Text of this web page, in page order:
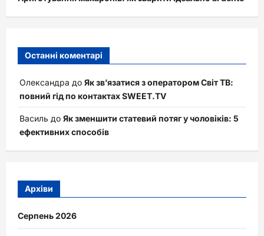
Останні коментарі
Олександра до Як зв’язатися з оператором Світ ТВ:
повний гід по контактах SWEET.TV
Василь до Як зменшити статевий потяг у чоловіків: 5
ефективних способів
Архіви
Серпень 2026